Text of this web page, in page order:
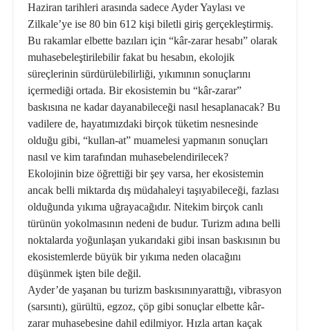
Haziran tarihleri arasında sadece Ayder Yaylası ve
Zilkale’ye ise 80 bin 612 kişi biletli giriş gerçekleştirmiş.
Bu rakamlar elbette bazıları için “kâr-zarar hesabı” olarak
muhasebeleştirilebilir fakat bu hesabın, ekolojik
süreçlerinin sürdürülebilirliği, yıkımının sonuçlarını
içermediği ortada. Bir ekosistemin bu “kâr-zarar”
baskısına ne kadar dayanabileceği nasıl hesaplanacak? Bu
vadilere de, hayatımızdaki birçok tüketim nesnesinde
olduğu gibi, “kullan-at” muamelesi yapmanın sonuçları
nasıl ve kim tarafından muhasebelendirilecek?
Ekolojinin bize öğrettiği bir şey varsa, her ekosistemin
ancak belli miktarda dış müdahaleyi taşıyabileceği, fazlası
olduğunda yıkıma uğrayacağıdır. Nitekim birçok canlı
türünün yokolmasının nedeni de budur. Turizm adına belli
noktalarda yoğunlaşan yukarıdaki gibi insan baskısının bu
ekosistemlerde büyük bir yıkıma neden olacağını
düşünmek işten bile değil.
Ayder’de yaşanan bu turizm baskısınınyarattığı, vibrasyon
(sarsıntı), gürültü, egzoz, çöp gibi sonuçlar elbette kâr-
zarar muhasebesine dahil edilmiyor. Hızla artan kaçak